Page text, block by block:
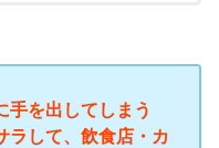
手を出してしまう
ラして、飲食店・カ